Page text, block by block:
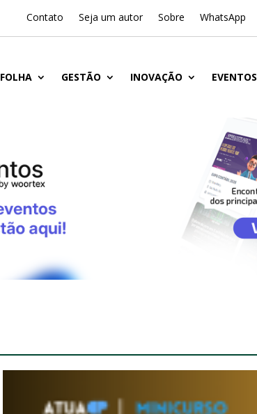
Contato Seja um autor Sobre WhatsApp
FOLHA GESTÃO INOVAÇÃO EVENTOS